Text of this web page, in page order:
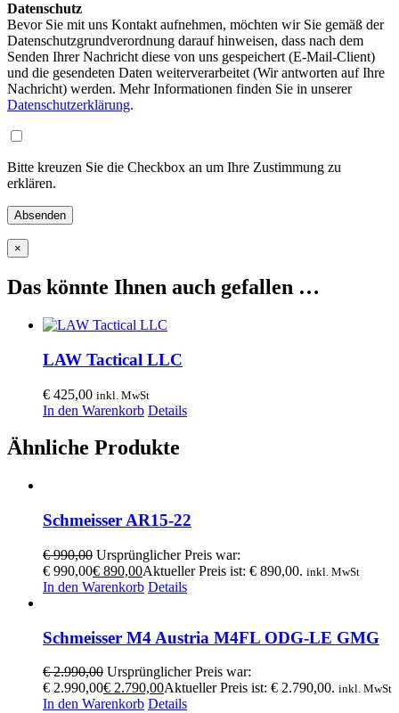
Datenschutz
Bevor Sie mit uns Kontakt aufnehmen, möchten wir Sie gemäß der
Datenschutzgrundverordnung darauf hinweisen, dass nach dem
Senden Ihrer Nachricht diese von uns gespeichert (E-Mail-Client)
und die gesendeten Daten weiterverarbeitet (Wir antworten auf Ihre
Nachricht) werden. Mehr Informationen finden Sie in unserer
Datenschutzerklärung.
Bitte kreuzen Sie die Checkbox an um Ihre Zustimmung zu
erklären.
×
Das könnte Ihnen auch gefallen …
LAW Tactical LLC
€ 425,00 inkl. MwSt
In den Warenkorb Details
Ähnliche Produkte
Schmeisser AR15-22
€990,00 Ursprünglicher Preis war:
€ 990,00€ 890,00Aktueller Preis ist: € 890,00. inkl. MwSt
In den Warenkorb Details
Schmeisser M4 Austria M4FL ODG-LE GMG
€2.990,00 Ursprünglicher Preis war:
€ 2.990,00€ 2.790,00Aktueller Preis ist: € 2.790,00. inkl. MwSt
In den Warenkorb Details